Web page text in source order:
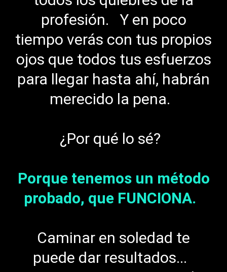
profesión. Y en poco
tiempo verás con tus propios
ojos que todos tus esfuerzos
para llegar hasta ahí, habrán
merecido la pena.
¿Por qué lo sé?
Porque tenemos un método
probado, que FUNCIONA.
Caminar en soledad te
puede dar resultados...